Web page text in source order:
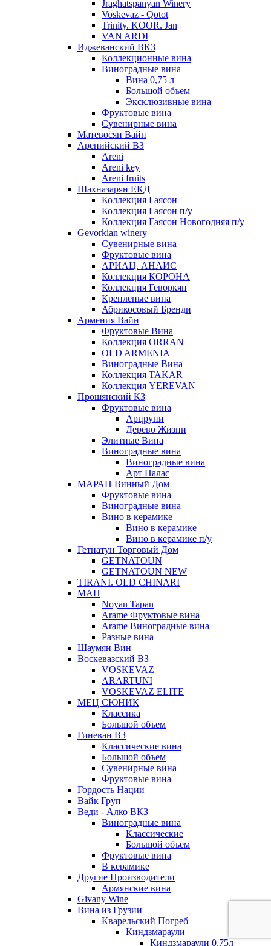
Jraghatspanyan Winery
Voskevaz - Qotot
Trinity. KOOR. Jan
VAN ARDI
Иджеванский ВКЗ
Коллекционные вина
Виноградные вина
Вина 0,75 л
Большой объем
Эксклюзивные вина
Фруктовые вина
Cувенирные вина
Матевосян Вайн
Аренийский ВЗ
Areni
Areni key
Areni fruits
Шахназарян ЕКД
Коллекция Гаясон
Коллекция Гаясон п/у
Коллекция Гаясон Новогодняя п/у
Gevorkian winery
Сувенирные вина
Фруктовые вина
АРИАЦ. АНАИС
Коллекция КОРОНА
Коллекция Геворкян
Крепленые вина
Абрикосовый Бренди
Армения Вайн
Фруктовые Вина
Коллекция ORRAN
OLD ARMENIA
Виноградные Вина
Коллекция TAKAR
Коллекция YEREVAN
Прошянский КЗ
Фруктовые вина
Арцруни
Дерево Жизни
Элитные Вина
Виноградные вина
Виноградные вина
Арт Палас
МАРАН Винный Дом
Фруктовые вина
Виноградные вина
Вино в керамике
Вино в керамике
Вино в керамике п/у
Гетнатун Торговый Дом
GETNATOUN
GETNATOUN NEW
TIRANI. OLD CHINARI
МАП
Noyan Tapan
Arame Фруктовые вина
Arame Виноградные вина
Разные вина
Шаумян Вин
Воскевазский ВЗ
VOSKEVAZ
ARARTUNI
VOSKEVAZ ELITE
МЕЦ СЮНИК
Классика
Большой объем
Гиневан ВЗ
Классические вина
Большой объем
Сувенирные вина
Фруктовые вина
Гордость Нации
Вайк Груп
Веди - Алко ВКЗ
Виноградные вина
Классические
Большой объем
Фруктовые вина
В керамике
Другие Производители
Армянские вина
Givany Wine
Вина из Грузии
Кварельский Погреб
Киндзмараули
Киндзмараули 0,75л